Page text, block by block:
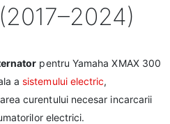
pentru Yamaha XMAX 300
a sistemului electric,
curentului necesar incarcarii
electrici.